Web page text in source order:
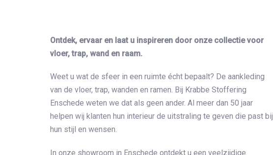
Ontdek, ervaar en laat u inspireren door onze collectie voor
vloer, trap, wand en raam.
Weet u wat de sfeer in een ruimte écht bepaalt? De aankleding
van de vloer, trap, wanden en ramen. Bij Krabbe Stoffering
Enschede weten we dat als geen ander. Al meer dan 50 jaar
helpen wij klanten hun interieur de uitstraling te geven die past bij
hun stijl en wensen.
In onze showroom in Enschede ontdekt u een veelzijdige